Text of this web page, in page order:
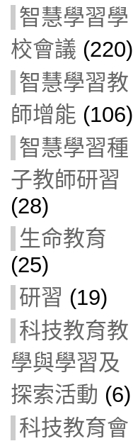
智慧學習學
校會議 (220)
智慧學習教
師增能 (106)
智慧學習種
子教師研習
(28)
生命教育
(25)
研習 (19)
科技教育教
學與學習及
探索活動 (6)
科技教育會